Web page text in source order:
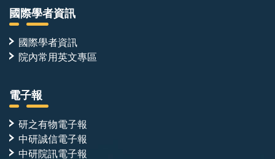
國際學者資訊
國際學者資訊
院內常用英文專區
電子報
研之有物電子報
中研誠信電子報
中研院訊電子報